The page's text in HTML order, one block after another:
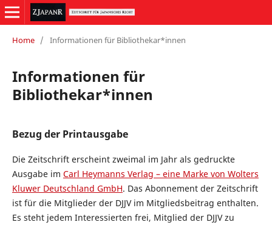
Home / Informationen für Bibliothekar*innen
Informationen für
Bibliothekar*innen
Bezug der Printausgabe
Die Zeitschrift erscheint zweimal im Jahr als gedruckte
Ausgabe im Carl Heymanns Verlag – eine Marke von Wolters
Kluwer Deutschland GmbH. Das Abonnement der Zeitschrift
ist für die Mitglieder der DJJV im Mitgliedsbeitrag enthalten.
Es steht jedem Interessierten frei, Mitglied der DJJV zu